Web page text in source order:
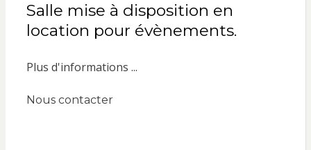
Salle mise à disposition en
location pour évènements.
Plus d'informations ...
Nous contacter